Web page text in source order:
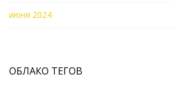
июня 2024
ОБЛАКО ТЕГОВ